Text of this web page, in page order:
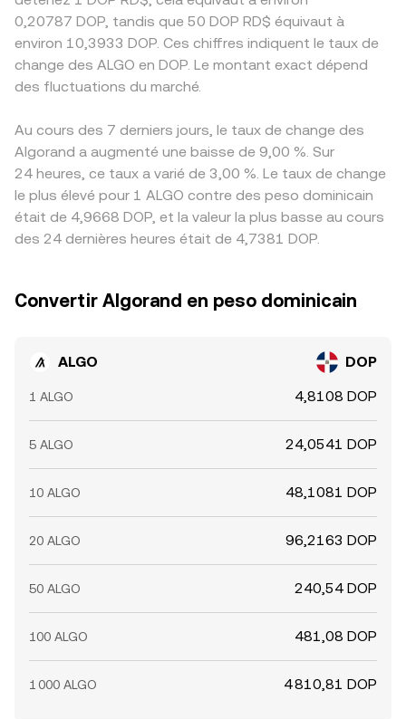
0,20787 DOP, tandis que 50 DOP RD$ équivaut à
environ 10,3933 DOP. Ces chiffres indiquent le taux de
change des ALGO en DOP. Le montant exact dépend
des fluctuations du marché.
Au cours des 7 derniers jours, le taux de change des
Algorand a augmenté une baisse de 9,00 %. Sur
24 heures, ce taux a varié de 3,00 %. Le taux de change
le plus élevé pour 1 ALGO contre des peso dominicain
était de 4,9668 DOP, et la valeur la plus basse au cours
des 24 dernières heures était de 4,7381 DOP.
Convertir Algorand en peso dominicain
ALGO DOP
1 ALGO 4,8108 DOP
5 ALGO 24,0541 DOP
10 ALGO 48,1081 DOP
20 ALGO 96,2163 DOP
50 ALGO 240,54 DOP
100 ALGO 481,08 DOP
1 000 ALGO 4 810,81 DOP